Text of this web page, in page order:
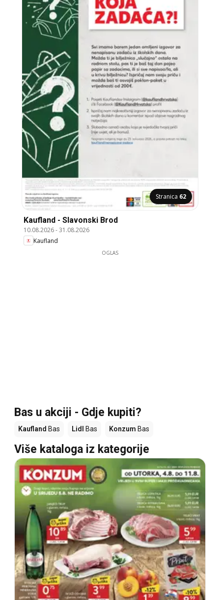
Stranica 62
Kaufland - Slavonski Brod
10.08.2026-31.08.2026
Kaufland
OGLAS
Bas u akciji - Gdje kupiti?
Kaufland Bas Lidl Bas Konzum Bas
Više kataloga iz kategorije